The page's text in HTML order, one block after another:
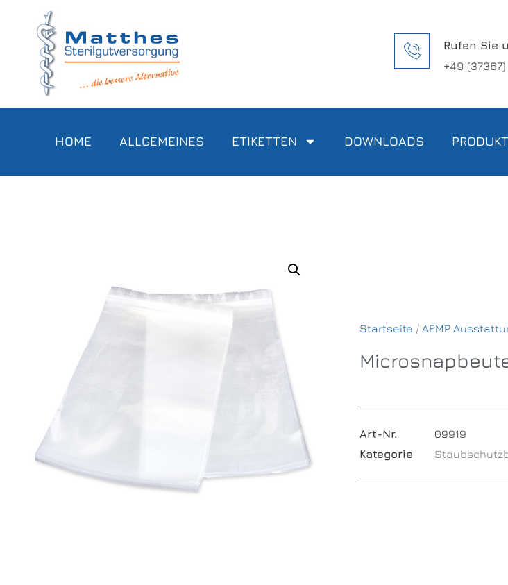
Rufen Sie
+49
HOME ALLGEMEINES ETIKETTEN DOWNLOADS
Startseite / AEMP
Art-Nr.
09919
Kategorie